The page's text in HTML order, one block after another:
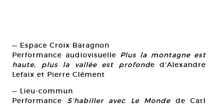
— Espace Croix Baragnon
Performance audiovisuelle Plus la montagne est
haute, plus la vallée est profonde d’Alexandre
Lefaix et Pierre Clément
— Lieu-commun
Performance S’habiller avec Le Monde de Carl